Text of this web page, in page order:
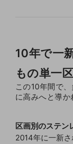
10年で一
もの単一
この10年間で
に高みへと導か
区画別のステン
2014年に一新